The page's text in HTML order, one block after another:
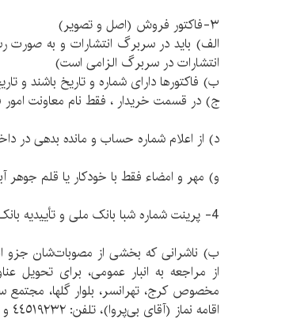
٣-فاکتور فروش (اصل و تصویر)
الف) باید در سربرگ انتشارات و به صورت
انتشارات در سربرگ الزامی است)
ب) فاکتورها دارای شماره و تاریخ باشند و
ج) در قسمت خریدار ، فقط نام معاونت
د) از اعلام شماره حساب و مانده بدهی در
و) مهر و امضاء فقط با خودکار یا قلم جوهر
4- پرینت شماره شبا بانک ملی و تأییدیه بانک به نام صاحب پروانه نشر یا انتشارات
ب) ناشرانی که بخشی از مصوبات‌شان جزو
از مراجعه به انبار عمومی، برای تحویل
مخصوص کرج، تهرانسر، بلوار گلها، مجتمع
اقامه نماز (آقای بی‌پروا)، تلفن: ٤٤٥١٩٢٣٢ و ١٤٧٤٤٠١-٠٩١٢ مراجعه کنند.